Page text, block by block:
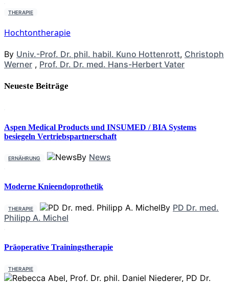
THERAPIE
Hochtontherapie
By Univ.-Prof. Dr. phil. habil. Kuno Hottenrott, Christoph
Werner , Prof. Dr. Dr. med. Hans-Herbert Vater
Neueste Beiträge
Aspen Medical Products und INSUMED / BIA Systems
besiegeln Vertriebspartnerschaft
ERNÄHRUNG By News
Moderne Knieendoprothetik
THERAPIE By PD Dr. med.
Philipp A. Michel
Präoperative Trainingstherapie
THERAPIE